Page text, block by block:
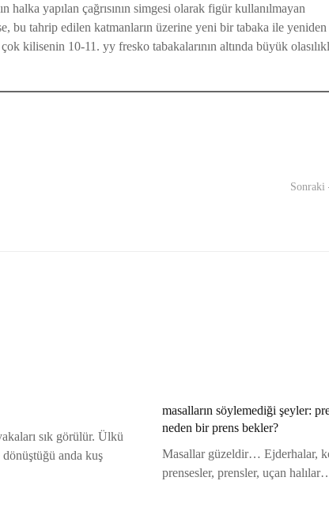
halka yapılan çağrısının simgesi olarak figür kullanılmayan
bu tahrip edilen katmanların üzerine yeni bir tabaka ile yeniden
kilisenin 10-11. yy fresko tabakalarının altında büyük
Sonraki
sık görülür. Ülkü
dönüştüğü anda kuş
masalların söylemediği şeyler:
neden bir prens bekler?
Masallar güzeldir… Ejderhalar,
prensesler, prensler, uçan